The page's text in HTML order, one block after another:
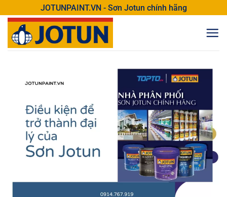
qua
dung
JOTUNPAINT.VN - Sơn Jotun chính hãng